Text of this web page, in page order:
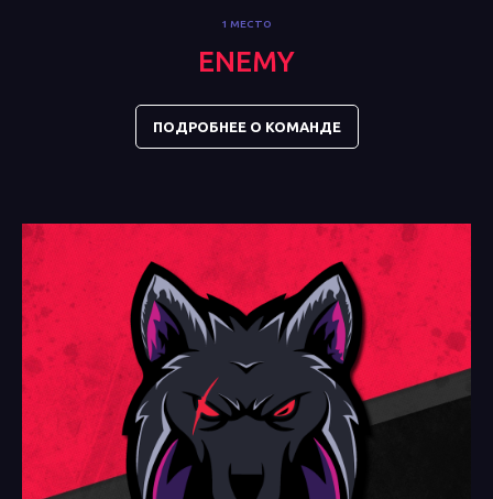
1 МЕСТО
ENEMY
ПОДРОБНЕЕ О КОМАНДЕ